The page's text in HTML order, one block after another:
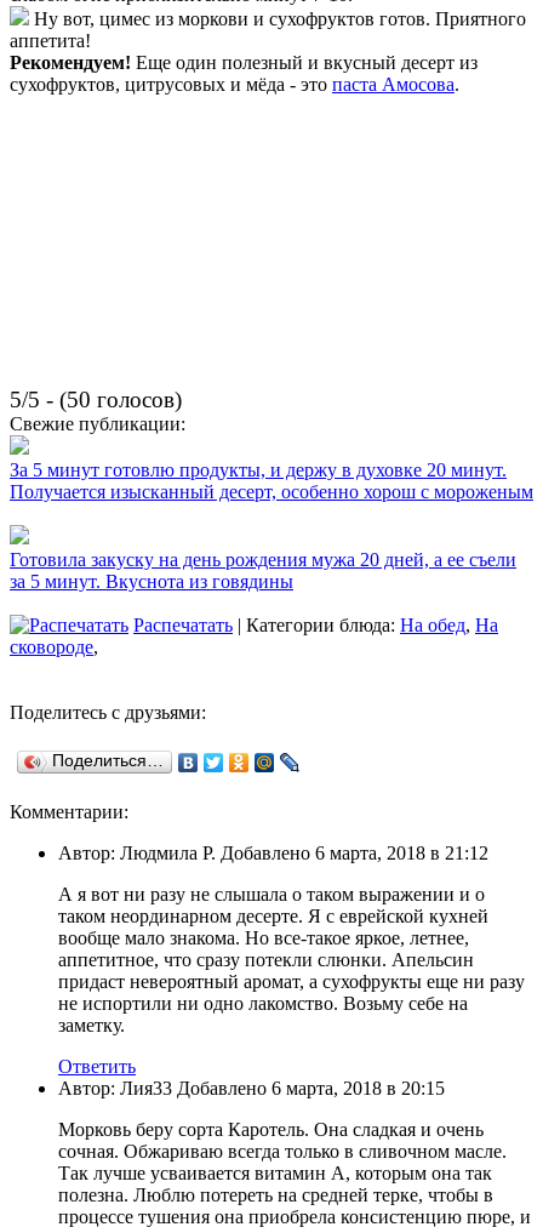
Ну вот, цимес из моркови и сухофруктов готов. Приятного
аппетита!
Рекомендуем! Еще один полезный и вкусный десерт из
сухофруктов, цитрусовых и мёда - это паста Амосова.
5/5 - (50 голосов)
Свежие публикации:
За 5 минут готовлю продукты, и держу в духовке 20 минут.
Получается изысканный десерт, особенно хорош с мороженым
Готовила закуску на день рождения мужа 20 дней, а ее съели
за 5 минут. Вкуснота из говядины
Распечатать | Категории блюда: На обед, На
сковороде,
Поделитесь с друзьями:
Поделиться…
Комментарии:
Автор: Людмила Р. Добавлено 6 марта, 2018 в 21:12
А я вот ни разу не слышала о таком выражении и о
таком неординарном десерте. Я с еврейской кухней
вообще мало знакома. Но все-такое яркое, летнее,
аппетитное, что сразу потекли слюнки. Апельсин
придаст невероятный аромат, а сухофрукты еще ни разу
не испортили ни одно лакомство. Возьму себе на
заметку.
Ответить
Автор: Лия33 Добавлено 6 марта, 2018 в 20:15
Морковь беру сорта Каротель. Она сладкая и очень
сочная. Обжариваю всегда только в сливочном масле.
Так лучше усваивается витамин A, которым она так
полезна. Люблю потереть на средней терке, чтобы в
процессе тушения она приобрела консистенцию пюре, и